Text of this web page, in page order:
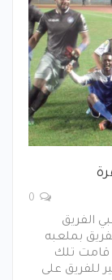
الفريق
بملعبه
قامت تلك
للفريق على